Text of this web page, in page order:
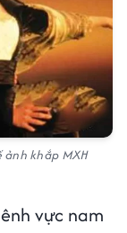
ảnh khắp MXH
vực nam